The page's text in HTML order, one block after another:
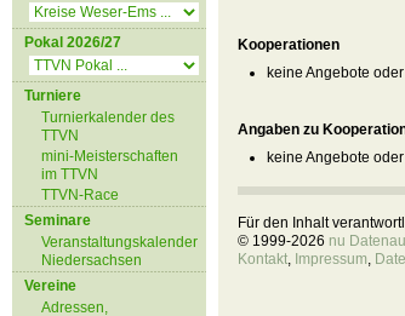
Pokal 2026/27
Turniere
Turnierkalender des
TTVN
mini-Meisterschaften
im TTVN
TTVN-Race
Seminare
Veranstaltungskalender
Niedersachsen
Vereine
Adressen,
Kooperationen
keine Angebote
Angaben zu
keine Angebote
Für den Inhalt
© 1999-2026 nu
Kontakt, Impressum,